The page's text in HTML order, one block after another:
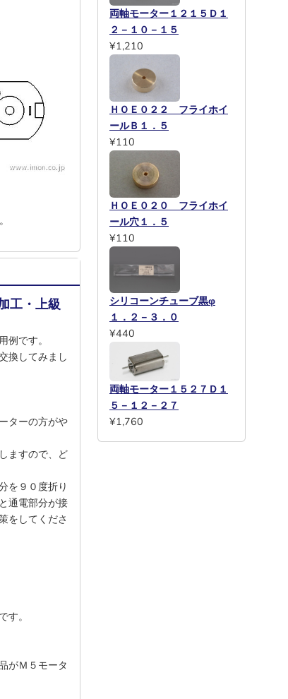
工・上級
例です。
換してみまし
ターの方がや
ますので、ど
を９０度折り
通電部分が接
をしてくださ
。
がＭ５モータ
両軸モーター１２１５Ｄ１
２－１０－１５
¥1,210
ＨＯＥ０２２ フライホイ
ールＢ１．５
¥110
ＨＯＥ０２０ フライホイ
ール穴１．５
¥110
シリコーンチューブ黒φ
１．２－３．０
¥440
両軸モーター１５２７Ｄ１
５－１２－２７
¥1,760